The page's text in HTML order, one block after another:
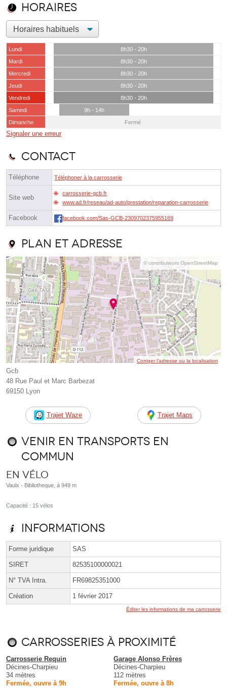
Horaires
Lundi
8h30 - 20h
Mardi
8h30 - 20h
Mercredi
8h30 - 20h
Jeudi
8h30 - 20h
Vendredi
8h30 - 20h
Samedi
9h - 14h
Dimanche
Fermé
Signaler une erreur
Contact
Téléphone Téléphoner à la carrosserie
Site web
carrosserie-gcb.fr
www.ad.fr/reseau/ad-auto/prestation/reparation-carrosserie
Facebook facebook.com/Sas-GCB-2309702375955169
Plan et adresse
© contributeurs OpenStreetMap
Corriger l’adresse ou la localisation
Gcb
48 Rue Paul et Marc Barbezat
69150 Lyon
Trajet Waze Trajet Maps
Venir en transports en
commun
En vélo
Vaulx - Bibliotheque, à 949 m
Capacité : 15 vélos
Informations
Forme juridique SAS
SIRET 82535100000021
N° TVA Intra. FR69825351000
Création 1 février 2017
Éditer les informations de ma carrosserie
Carrosseries à proximité
Carrosserie Requin
Décines-Charpieu
34 mètres
Fermée, ouvre à 9h
Garage Alonso Frères
Décines-Charpieu
112 mètres
Fermée, ouvre à 8h